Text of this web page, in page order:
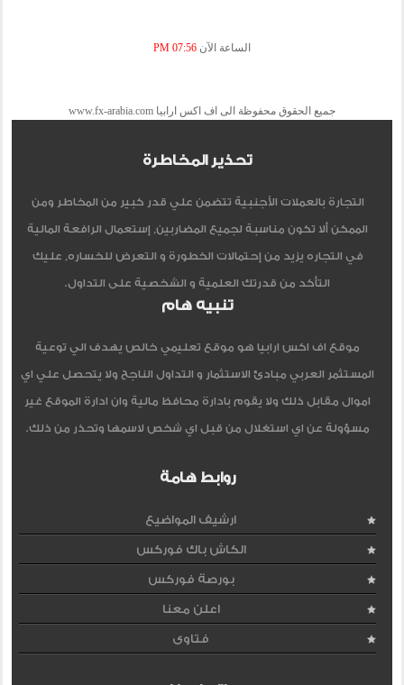
الساعة الآن 07:56 PM
جميع الحقوق محفوظة الى اف اكس ارابيا www.fx-arabia.com
تحذير المخاطرة
التجارة بالعملات الأجنبية تتضمن علي قدر كبير من المخاطر ومن
الممكن ألا تكون مناسبة لجميع المضاربين, إستعمال الرافعة المالية
في التجاره يزيد من إحتمالات الخطورة و التعرض للخساره, عليك
التأكد من قدرتك العلمية و الشخصية على التداول.
تنبيه هام
موقع اف اكس ارابيا هو موقع تعليمي خالص يهدف الي توعية
المستثمر العربي مبادئ الاستثمار و التداول الناجح ولا يتحصل علي اي
اموال مقابل ذلك ولا يقوم بادارة محافظ مالية وان ادارة الموقع غير
مسؤولة عن اي استغلال من قبل اي شخص لاسمها وتحذر من ذلك.
روابط هامة
ارشيف المواضيع
الكاش باك فوركس
بورصة فوركس
اعلن معنا
فتاوى